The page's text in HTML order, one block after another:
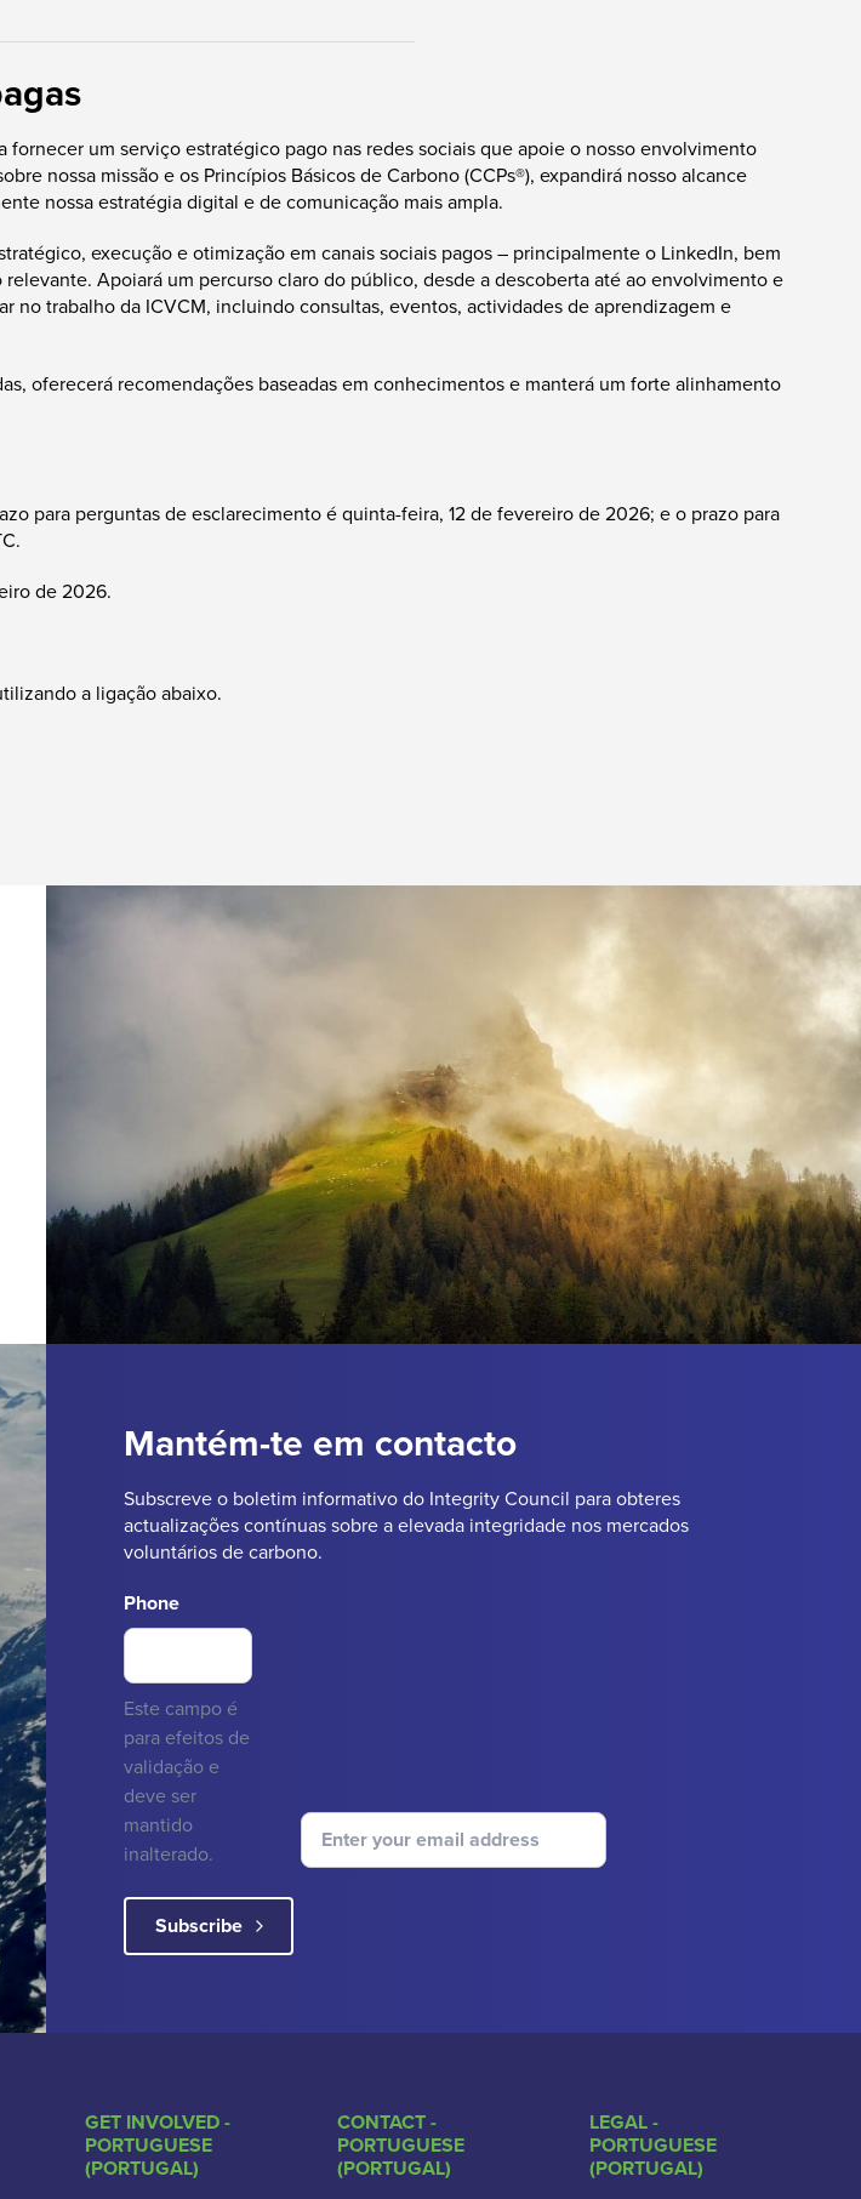
um serviço estratégico pago nas redes sociais que apoie o nosso envolvimento
nossa missão e os Princípios Básicos de Carbono (CCPs®), expandirá nosso alcance
nossa estratégia digital e de comunicação mais ampla.
execução e otimização em canais sociais pagos – principalmente o LinkedIn, bem
Apoiará um percurso claro do público, desde a descoberta até ao envolvimento e
no trabalho da ICVCM, incluindo consultas, eventos, actividades de aprendizagem e
oferecerá recomendações baseadas em conhecimentos e manterá um forte alinhamento
para perguntas de esclarecimento é quinta-feira, 12 de fevereiro de 2026; e o prazo para
de 2026.
a ligação abaixo.
Mantém-te em contacto
Subscreve o boletim informativo do Integrity Council para obteres
actualizações contínuas sobre a elevada integridade nos mercados
voluntários de carbono.
Phone
Este campo é
para efeitos de
validação e
deve ser
mantido
inalterado.
GET INVOLVED -
PORTUGUESE
(PORTUGAL)
CONTACT -
PORTUGUESE
(PORTUGAL)
LEGAL -
PORTUGUESE
(PORTUGAL)